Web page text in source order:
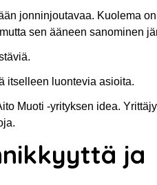
jonninjoutavaa. Kuolema
sen ääneen sanominen
itselleen luontevia asioita.
Muoti -yrityksen idea.
ja